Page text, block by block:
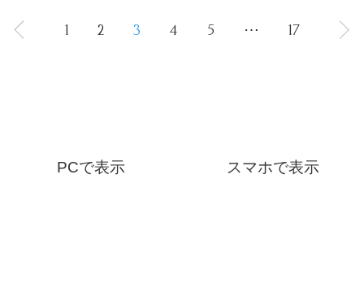
1 2 3 4 5 ⋯ 17
PCで表示 スマホで表示